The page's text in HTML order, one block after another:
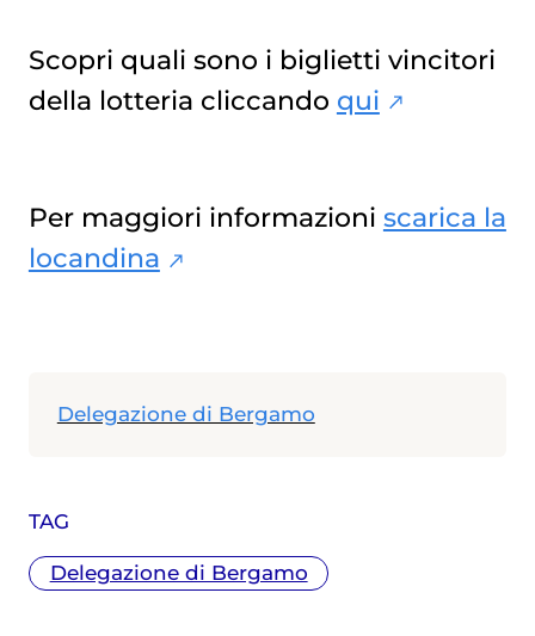
TAG
Delegazione di Bergamo
Scopri quali sono i biglietti vincitori
della lotteria cliccando qui
Per maggiori informazioni scarica la
locandina
Delegazione di Bergamo